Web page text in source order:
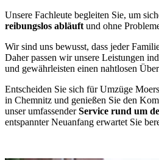
Unsere Fachleute begleiten Sie, um
reibungslos abläuft und ohne
Wir sind uns bewusst, dass jeder
Daher passen wir unsere Leistungen
und gewährleisten einen nahtlosen
Entscheiden Sie sich für Umzüge
in Chemnitz und genießen Sie den
unser umfassenderService rund um
entspannter Neuanfang erwartet Sie